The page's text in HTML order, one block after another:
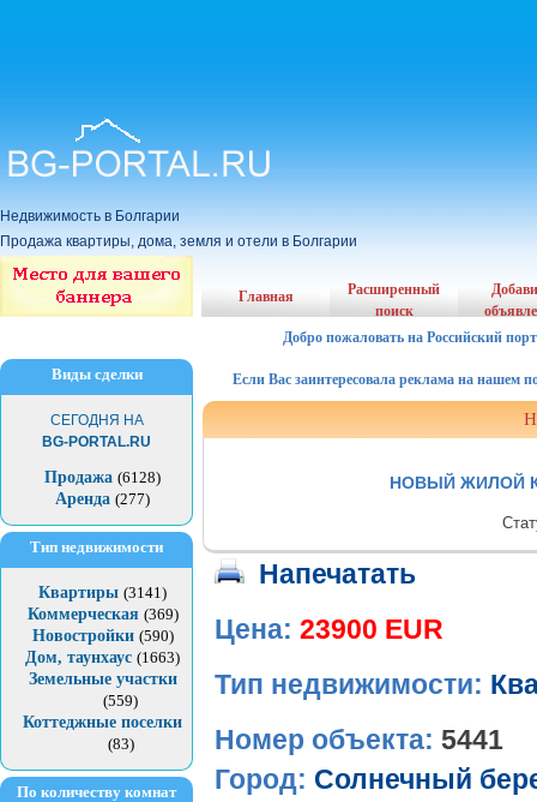
Недвижимость в Болгарии
Продажа квартиры, дома, земля и отели в Болгарии
Виды сделки
СЕГОДНЯ НА
BG-PORTAL.RU
Продажа (6128)
Аренда (277)
Тип недвижимости
Квартиры (3141)
Коммерческая (369)
Новостройки (590)
Дом, таунхаус (1663)
Земельные участки
(559)
Коттеджные поселки
(83)
По количеству комнат
Главная
Расширенный
поиск
Добро пожаловать на Российский
Если Вас заинтересовала реклама на нашем
НОВЫЙ ЖИЛОЙ
Напечатать
Цена: 23900 EUR
Тип недвижимости:
Номер объекта: 5441
Город: Солнечный